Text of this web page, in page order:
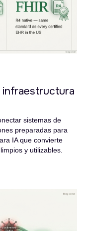
infraestructura
sistemas de
preparadas para
IA que convierte
y utilizables.